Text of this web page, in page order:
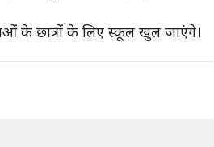
के छात्रों के लिए स्कूल खुल जाएंगे।